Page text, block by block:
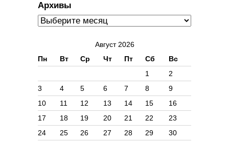
Архивы
Август 2026
Пн
Вт Ср Чт Пт Сб Вс
1
2
3
4 5 6 7 8
9
10
11 12 13 14 15
16
17
18 19 20 21 22
23
24
25 26 27 28 29
30